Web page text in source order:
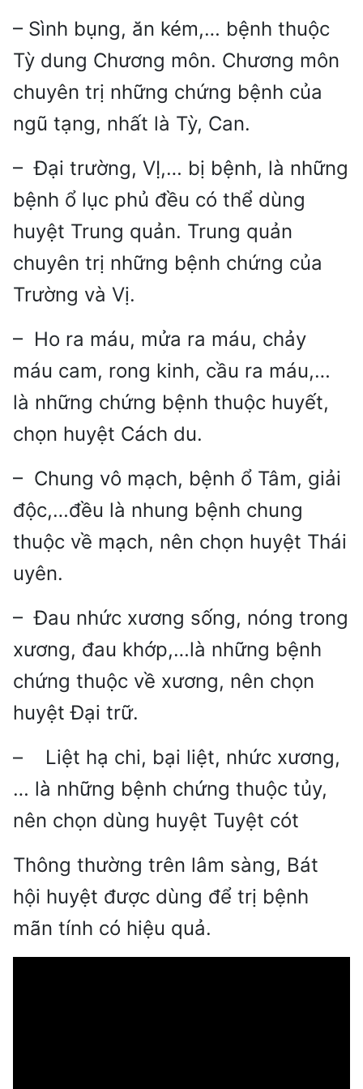
– Sình bụng, ăn kém,… bệnh thuộc
Tỳ dung Chương môn. Chương môn
chuyên trị những chứng bệnh của
ngũ tạng, nhất là Tỳ, Can.
– Đại trường, VỊ,… bị bệnh, là những
bệnh ổ lục phủ đều có thể dùng
huyệt Trung quản. Trung quản
chuyên trị những bệnh chứng của
Trường và Vị.
– Ho ra máu, mửa ra máu, chảy
máu cam, rong kinh, cầu ra máu,…
là những chứng bệnh thuộc huyết,
chọn huyệt Cách du.
– Chung vô mạch, bệnh ổ Tâm, giải
độc,…đều là nhung bệnh chung
thuộc về mạch, nên chọn huyệt Thái
uyên.
– Đau nhức xương sống, nóng trong
xương, đau khớp,…là những bệnh
chứng thuộc về xương, nên chọn
huyệt Đại trữ.
– Liệt hạ chi, bại liệt, nhức xương,
… là những bệnh chứng thuộc tủy,
nên chọn dùng huyệt Tuyệt cót
Thông thường trên lâm sàng, Bát
hội huyệt được dùng để trị bệnh
mãn tính có hiệu quả.